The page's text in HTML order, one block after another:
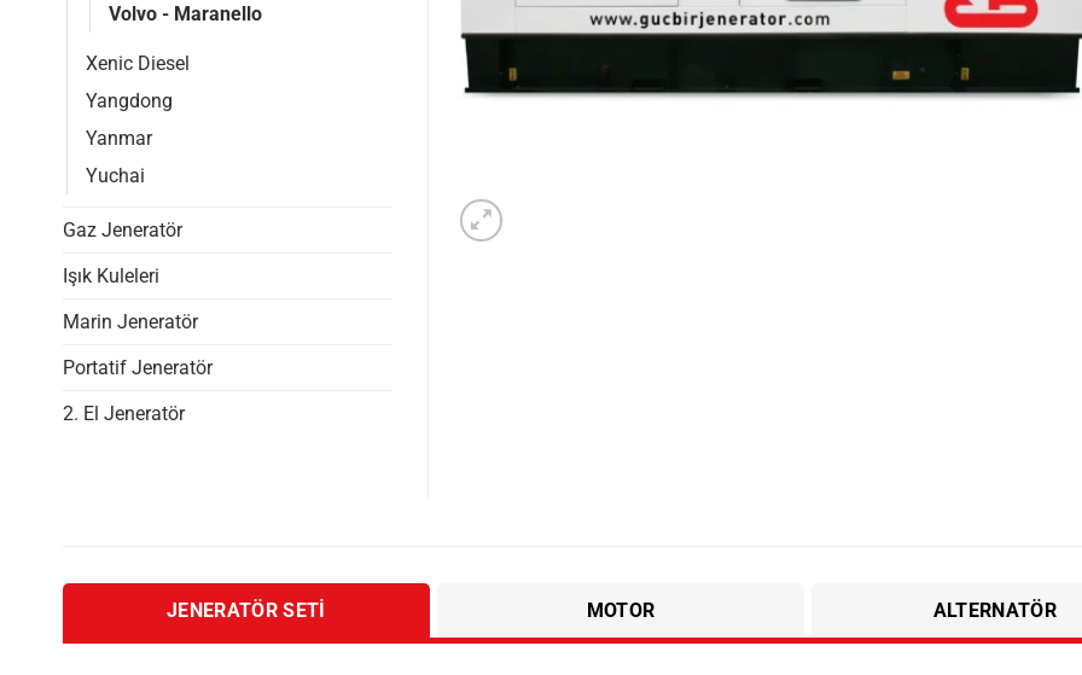
Volvo - Maranello
Xenic Diesel
Yangdong
Yanmar
Yuchai
Gaz Jeneratör
Işık Kuleleri
Marin Jeneratör
Portatif Jeneratör
2. El Jeneratör
JENERATÖR SETI MOTOR ALTERNATÖR